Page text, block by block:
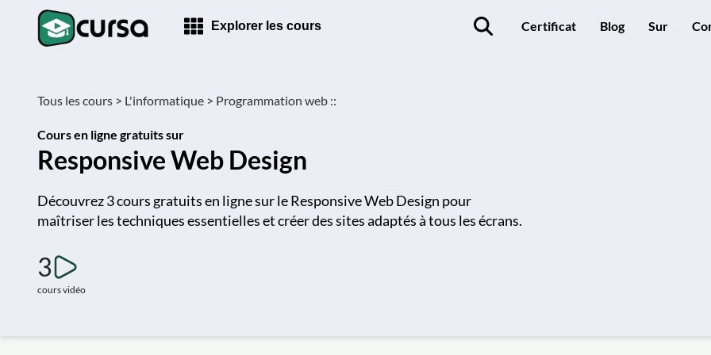
Explorer les cours Certificat Blog Sur
Tous les cours > L'informatique > Programmation web ::
Cours en ligne gratuits sur
Responsive Web Design
Découvrez 3 cours gratuits en ligne sur le Responsive Web Design pour
maîtriser les techniques essentielles et créer des sites adaptés à tous les écrans.
3
cours vidéo